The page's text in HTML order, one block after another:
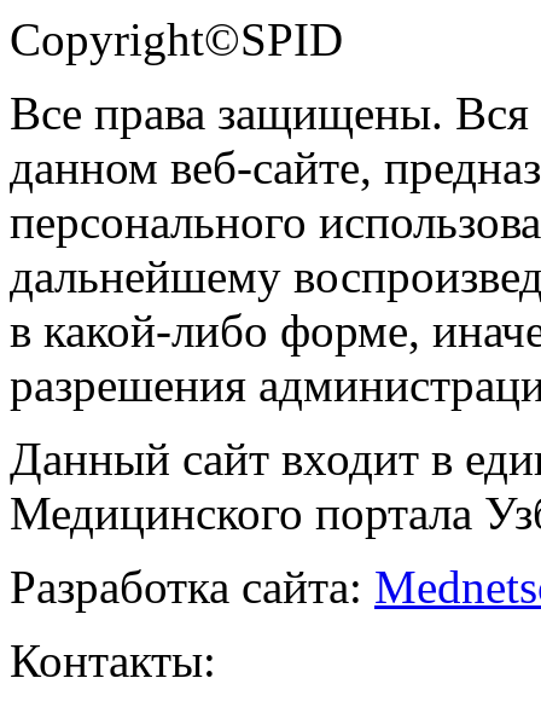
Copyright©SPID
Все права защищены.
данном веб-сайте,
персонального
дальнейшему
в какой-либо форме,
разрешения
Данный сайт входит в
Медицинского портала
Разработка сайта:
Контакты: